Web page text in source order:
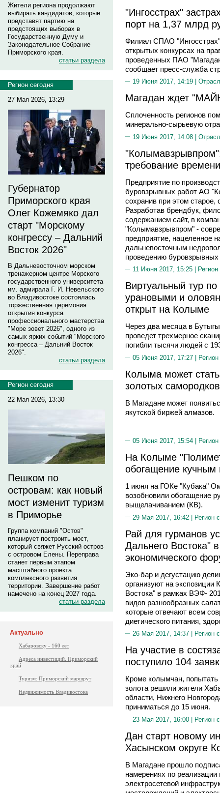
Жители региона продолжают
выбирать кандидатов, которые
представят партию на
предстоящих выборах в
Государственную Думу и
Законодательное Собрание
Приморского края.
статьи раздела
Регион сегодня
27 Мая 2026, 13:29
Губернатор
Приморского края
Олег Кожемяко дал
старт "Морскому
конгрессу – Дальний
Восток 2026"
В Дальневосточном морском
тренажерном центре Морского
государственного университета
им. адмирала Г. И. Невельского
во Владивостоке состоялась
торжественная церемония
открытия конкурса
профессионального мастерства
"Море зовет 2026", одного из
самых ярких событий "Морского
конгресса – Дальний Восток
2026".
статьи раздела
Регион сегодня
22 Мая 2026, 13:30
Пешком по
островам: как новый
мост изменит туризм
в Приморье
Группа компаний "Остов"
планирует построить мост,
который свяжет Русский остров
с островом Елены. Переправа
станет первым этапом
масштабного проекта
комплексного развития
территории. Завершение работ
намечено на конец 2027 года.
статьи раздела
Актуально
Хабаровску - 160 лет
Адреса инвестиций. Приморский
край
Туризм: Приморский маршрут
Недвижимость Владивостока
"Ингосстрах"
порт на 1,37 млрд
Филиал СПАО
открытых конкурсах на
проведенных ПАО
сообщает пресс-служба
19 Июня 2017, 14:19 |
Магадан ждет
Сплоченность регионов
минерально-сырьевую
19 Июня 2017, 14:08 |
требование времени
Предприятие по
буровзрывных работ АО
сохранив при этом старое,
Разработав брендбук,
содержанием сайт, в
"Колымавзрывпром" -
предприятие, нацеленное
дальневосточным
проведению
11 Июня 2017, 15:25 |
Виртуальный тур
урановыми и
открыт на Колыме
Через два месяца в
проведет трехмерное
погибли тысячи людей с
05 Июня 2017, 17:27 |
Колыма может
золотых
В Магадане может
якутской биржей алмазов.
05 Июня 2017, 15:54 |
На Колыме
обогащение
1 июня на ГОКе "Кубака"
возобновили обогащение
выщелачиванием (КВ).
29 Мая 2017, 16:42 | Регион
Рай для гурманов
Дальнего Востока"
экономического
Эко-бар и дегустацию
организуют на
Востока" в рамках ВЭФ-
видов разнообразных
которые отвечают всем
диетического питания,
26 Мая 2017, 14:37 | Регион
На участие в
поступило 104
Кроме колымчан,
золота решили жители
области, Нижнего
приниматься до 15 июня.
23 Мая 2017, 16:00 | Регион
Дан старт новому
Хасынском округе
В Магадане прошло
намерениях по реализации
электросетевой